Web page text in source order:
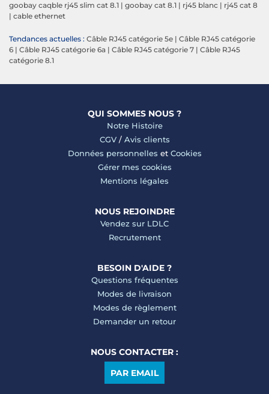
goobay caqble rj45 slim cat 8.1 | goobay cat 8.1 | rj45 blanc | rj45 cat 8
| cable ethernet
Tendances actuelles : Câble RJ45 catégorie 5e | Câble RJ45 catégorie
6 | Câble RJ45 catégorie 6a | Câble RJ45 catégorie 7 | Câble RJ45
catégorie 8.1
QUI SOMMES NOUS ?
Notre Histoire
CGV/ Avis clients
Données personnelles et Cookies
Gérer mes cookies
Mentions légales
NOUS REJOINDRE
Vendez sur LDLC
Recrutement
BESOIN D'AIDE ?
Questions fréquentes
Modes de livraison
Modes de règlement
Demander un retour
NOUS CONTACTER :
PAR EMAIL